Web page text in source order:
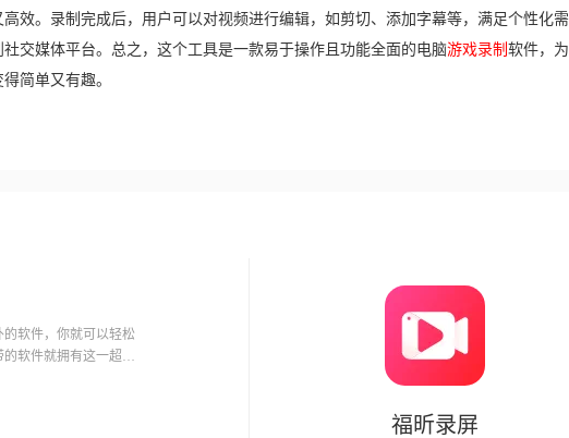
效。录制完成后，用户可以对视频进行编辑，如剪切、添加字幕等，满足个性化需
交媒体平台。总之，这个工具是一款易于操作且功能全面的电脑游戏录制 软件，为
简单又有趣。
软件，你就可以轻松
软件就拥有这一超能
福昕录屏